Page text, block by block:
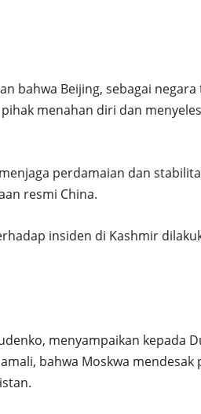
bahwa Beijing, sebagai
menahan diri dan
perdamaian dan
resmi China.
insiden di Kashmir
menyampaikan kepada
bahwa Moskwa mendesak